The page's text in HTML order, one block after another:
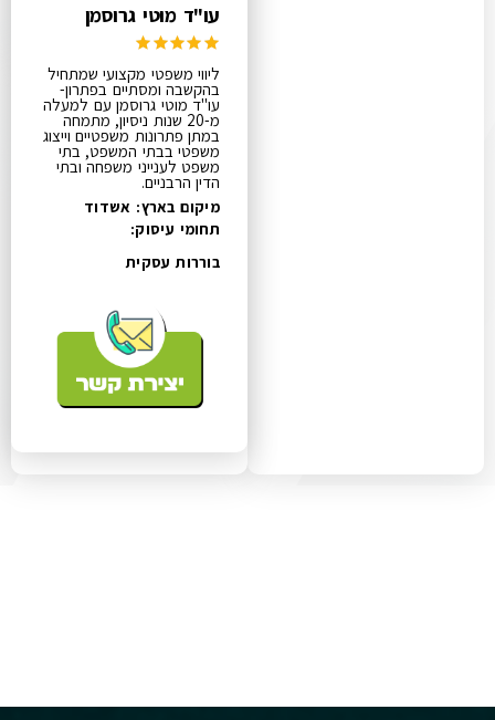
עו"ד מוטי גרוסמן
ליווי משפטי מקצועי שמתחיל
בהקשבה ומסתיים בפתרון-
עו"ד מוטי גרוסמן עם למעלה
מ-20 שנות ניסיון, מתמחה
במתן פתרונות משפטיים וייצוג
משפטי בבתי המשפט, בתי
משפט לענייני משפחה ובתי
הדין הרבניים.
מיקום בארץ: אשדוד
תחומי עיסוק:
בוררות עסקית